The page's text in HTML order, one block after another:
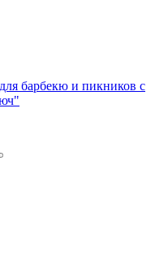
барбекю и пикников с